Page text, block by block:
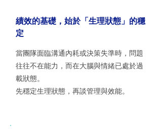
績效的基礎，始於「生理狀態」的穩
定​
當團隊面臨溝通內耗或決策失準時，問題
往往不在能力，而在大腦與情緒已處於過
載狀態。
先穩定生理狀態，再談管理與效能。